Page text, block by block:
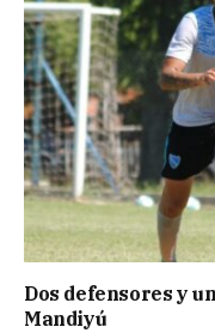
Dos defensores y
Mandiyú